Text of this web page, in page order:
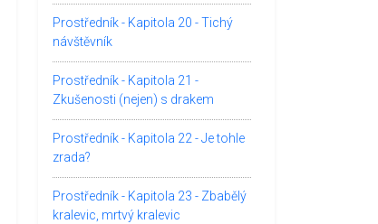
Prostředník - Kapitola 20 - Tichý
návštěvník
Prostředník - Kapitola 21 -
Zkušenosti (nejen) s drakem
Prostředník - Kapitola 22 - Je tohle
zrada?
Prostředník - Kapitola 23 - Zbabělý
kralevic, mrtvý kralevic